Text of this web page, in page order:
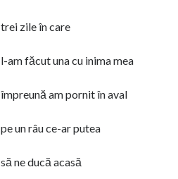
trei zile în care
l-am făcut una cu inima mea
împreună am pornit în aval
pe un râu ce-ar putea
să ne ducă acasă